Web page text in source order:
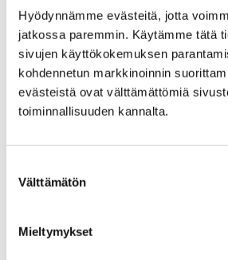
Hyödynnämme evästeitä, jotta
jatkossa paremmin. Käytämme tätä
sivujen käyttökokemuksen
kohdennetun markkinoinnin
evästeistä ovat välttämättömiä
toiminnallisuuden kannalta.
valinta
Välttämätön
Mieltymykset
varatiedottaja
Joonatan Juntunen
rahastonhoitaja
Yhteystiedot
Joonatan Juntunen
Isolinnankatu 12, 28100 Pori